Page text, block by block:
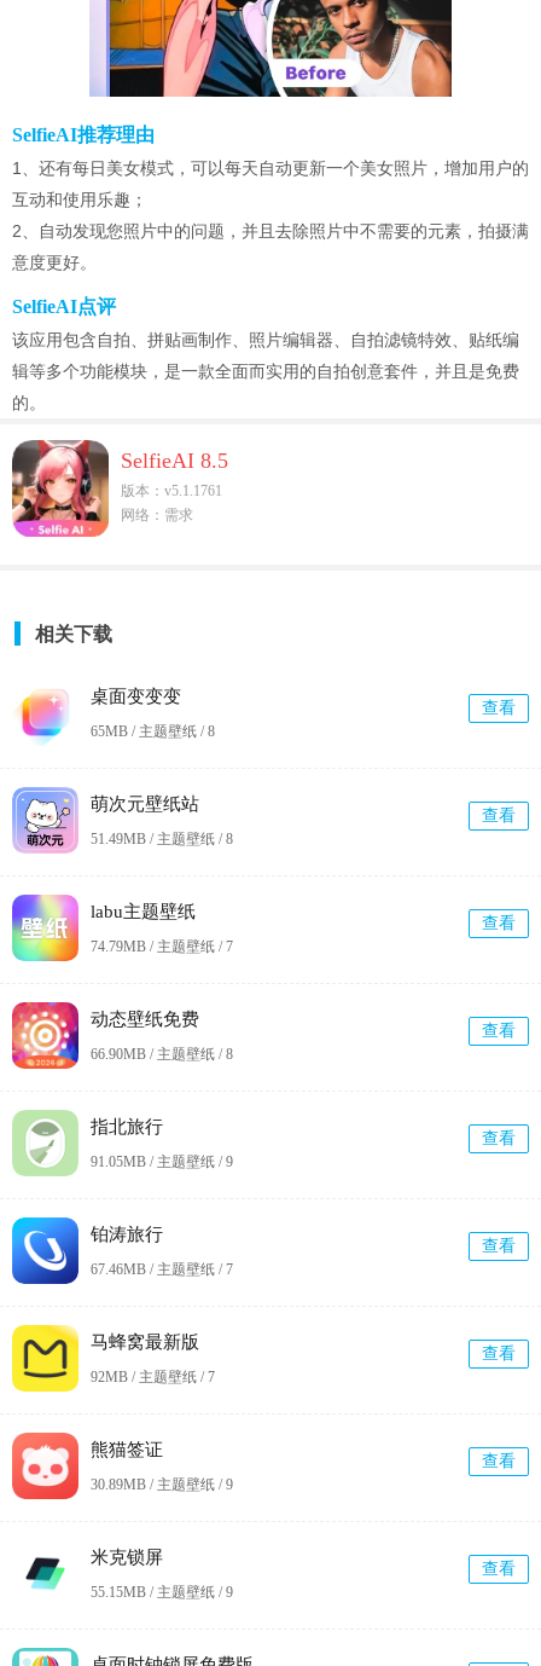
SelfieAI推荐理由
1、还有每日美女模式，可以每天自动更新一个美女照片，增加用户的
互动和使用乐趣；
2、自动发现您照片中的问题，并且去除照片中不需要的元素，拍摄满
意度更好。
SelfieAI点评
该应用包含自拍、拼贴画制作、照片编辑器、自拍滤镜特效、贴纸编
辑等多个功能模块，是一款全面而实用的自拍创意套件，并且是免费
的。
SelfieAI 8.5
版本：v5.1.1761
网络：需求
相关下载
桌面变变变
65MB / 主题壁纸 /8
查看
萌次元壁纸站
51.49MB / 主题壁纸 /8
查看
labu主题壁纸
74.79MB / 主题壁纸 /7
查看
动态壁纸免费
66.90MB / 主题壁纸 /8
查看
指北旅行
91.05MB / 主题壁纸 /9
查看
铂涛旅行
67.46MB / 主题壁纸 /7
查看
马蜂窝最新版
92MB / 主题壁纸 /7
查看
熊猫签证
30.89MB / 主题壁纸 /9
查看
米克锁屏
55.15MB / 主题壁纸 /9
查看